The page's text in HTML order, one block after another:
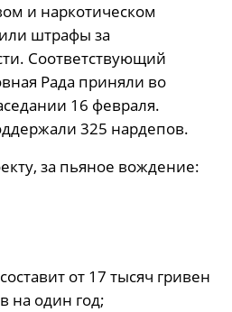
и наркотическом
штрафы за
Соответствующий
Рада приняли во
16 февраля.
325 нардепов.
за пьяное вождение:
от 17 тысяч гривен
на один год;